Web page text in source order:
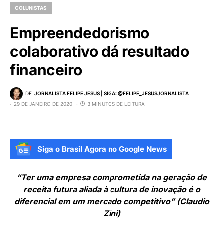
COLUNISTAS
Empreendedorismo
colaborativo dá resultado
financeiro
DE JORNALISTA FELIPE JESUS | SIGA: @FELIPE_JESUSJORNALISTA
29 DE JANEIRO DE 2020
3 MINUTOS DE LEITURA
Siga o Brasil Agora no Google News
“Ter uma empresa comprometida na geração de
receita futura aliada à cultura de inovação é o
diferencial em um mercado competitivo” (Claudio
Zini)